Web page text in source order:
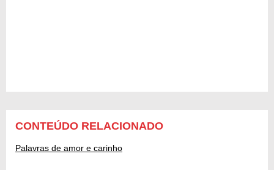
CONTEÚDO RELACIONADO
Palavras de amor e carinho